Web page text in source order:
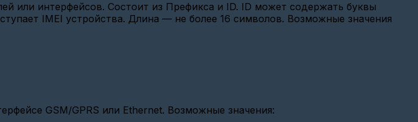
или интерфейсов. Состоит из Префикса и ID. ID может содержать буквы
IMEI устройства. Длина — не более 16 символов. Возможные значения
GSM/GPRS или Ethernet. Возможные значения: